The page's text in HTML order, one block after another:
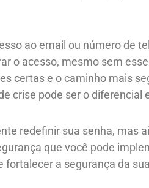
ao email ou número de
o acesso, mesmo sem
certas e o caminho mais
crise pode ser o
redefinir sua senha, mas
que você pode
fortalecer a segurança da